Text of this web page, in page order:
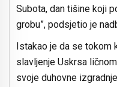
Subota, dan tišine koji
grobu”, podsjetio je
Istakao je da se tokom
slavljenje Uskrsa
svoje duhovne